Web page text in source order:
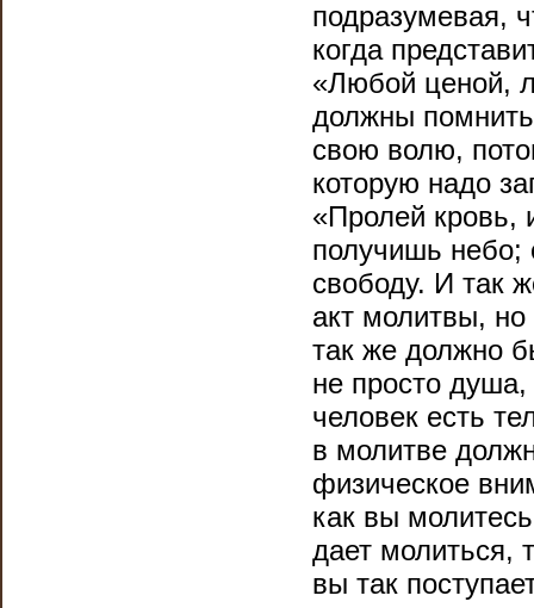
подразумевая,
когда
«Любой ценой,
должны
свою волю,
которую надо
«Пролей кровь,
получишь небо;
свободу. И так
акт молитвы,
так же должно
не просто душа,
человек есть
в молитве
физическое
как вы
дает молиться,
вы так